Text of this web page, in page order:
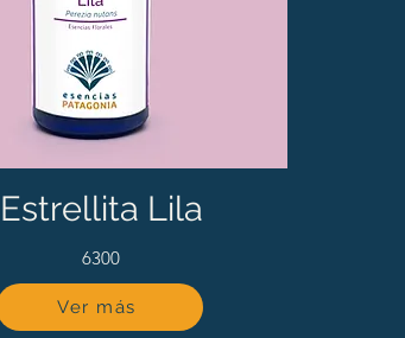
Estrellita Lila
6300
Ver más